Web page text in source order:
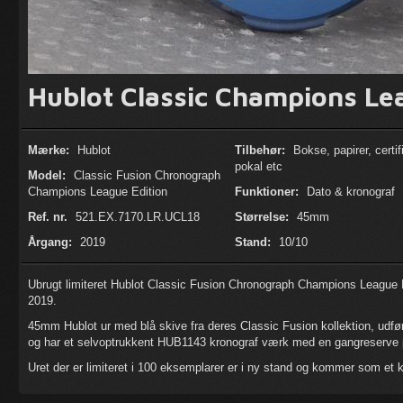
Hublot Classic Champions
Mærke:
Hublot
Model:
Classic Fusion Chronograph
Champions League Edition
Ref. nr.
521.EX.7170.LR.UCL18
Årgang:
2019
Tilbehør:
Bokse, papirer,
pokal etc
Funktioner:
Dato & kronograf
Størrelse:
45mm
Stand:
10/10
Ubrugt limiteret Hublot Classic Fusion Chronograph Champions
2019.
45mm Hublot ur med blå skive fra deres Classic Fusion kollektion,
og har et selvoptrukkent HUB1143 kronograf værk med en
Uret der er limiteret i 100 eksemplarer er i ny stand og kommer som et